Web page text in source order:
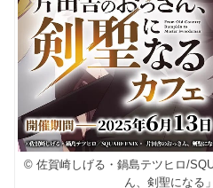
© 佐賀崎しげる・鍋島テツヒロ/
ん、剣聖になる